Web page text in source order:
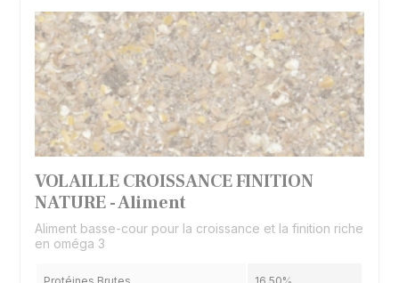
VOLAILLE CROISSANCE FINITION
NATURE - Aliment
Aliment basse-cour pour la croissance et la finition riche
en oméga 3